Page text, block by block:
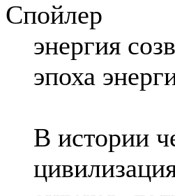
Спойлер
энергия
эпоха
В истории